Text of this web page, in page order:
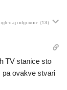
odgovore (13)
TV stanice sto
pa ovakve stvari